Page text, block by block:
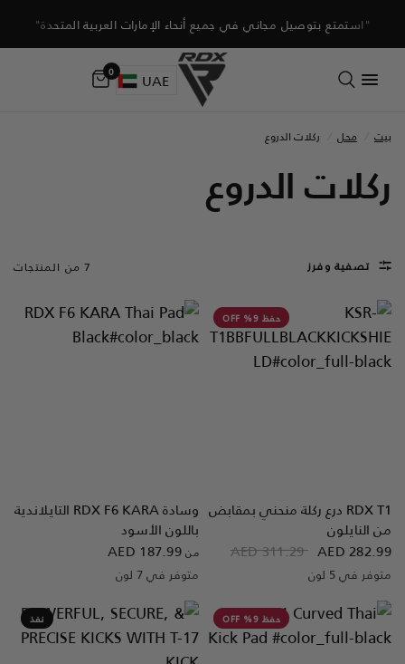
"استمتع بتوصيل مجاني في جميع أنحاء الإمارات العربية المتحدة"
UAE
0
بيت محل ركلات الدروع
ركلات الدروع
تصفية وفرز 7 من المنتجات
حفظ 9% OFF
نظرة سريعة RDX T1 درع ركلة منحني بمقابض
من النايلون
AED 311.29 AED 282.99
Black
Red
Blue
White متوفر في 5 لون
نظرة سريعة وسادة RDX F6 KARA التايلاندية
باللون الأسود
منAED 187.99
Black
Golden
Red
Blue متوفر في 7 لون
حفظ 9% OFF نفذ